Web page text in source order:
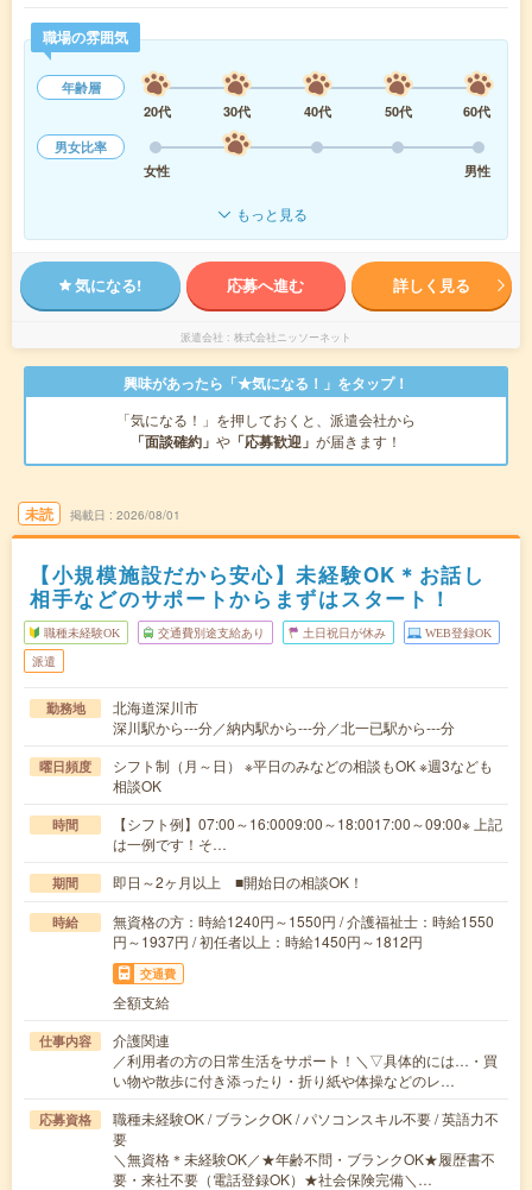
職場の雰囲気
年齢層
20代
30代 40代 50代
60代
男女比率
女性
男性
もっと見る
気になる! 応募へ進む 詳しく見る
派遣会社 株式会社ニッソーネット
興味があったら「★気になる！」をタップ！
「気になる！」を押しておくと、派遣会社から
「面談確約」 や 「応募歓迎」 が届きます！
未読 掲載日 2026/08/01
【小規模施設だから安心】未経験OK＊お話し
相手などのサポートからまずはスタート！
職種未経験OK 交通費別途支給あり 土日祝日が休み WEB登録OK
派遣
勤務地
北海道深川市
深川駅から---分／納内駅から---分／北一已駅から---分
曜日頻度
シフト制（月～日） ※平日のみなどの相談もOK ※週3なども
相談OK
時間
【シフト例】07:00～16:0009:00～18:0017:00～09:00※ 上記
は一例です！そ…
期間 即日～2ヶ月以上 ■開始日の相談OK！
時給
無資格の方：時給1240円～1550円 / 介護福祉士：時給1550
円～1937円 / 初任者以上：時給1450円～1812円
交通費
全額支給
仕事内容
介護関連
／利用者の方の日常生活をサポート！＼▽具体的には…・買
い物や散歩に付き添ったり・折り紙や体操などのレ…
応募資格
職種未経験OK / ブランクOK / パソコンスキル不要 / 英語力不
要
＼無資格＊未経験OK／★年齢不問・ブランクOK★履歴書不
要・来社不要（電話登録OK）★社会保険完備＼…